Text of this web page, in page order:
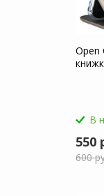
Open
В
550
600